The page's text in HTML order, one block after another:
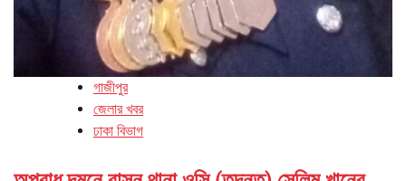
গাজীপুর
জেলার খবর
ঢাকা বিভাগ